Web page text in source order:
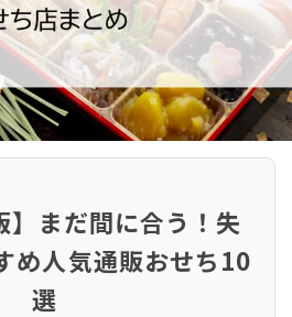
】まだ間に合う！失
め人気通販おせち10
選